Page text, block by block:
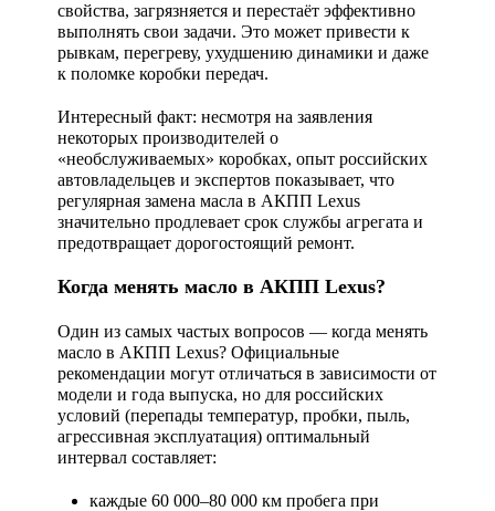
свойства, загрязняется и перестаёт эффективно
выполнять свои задачи. Это может привести к
рывкам, перегреву, ухудшению динамики и даже
к поломке коробки передач.
Интересный факт: несмотря на заявления
некоторых производителей о
«необслуживаемых» коробках, опыт российских
автовладельцев и экспертов показывает, что
регулярная замена масла в АКПП Lexus
значительно продлевает срок службы агрегата и
предотвращает дорогостоящий ремонт.
Когда менять масло в АКПП Lexus?
Один из самых частых вопросов — когда менять
масло в АКПП Lexus? Официальные
рекомендации могут отличаться в зависимости от
модели и года выпуска, но для российских
условий (перепады температур, пробки, пыль,
агрессивная эксплуатация) оптимальный
интервал составляет:
каждые 60 000–80 000 км пробега при